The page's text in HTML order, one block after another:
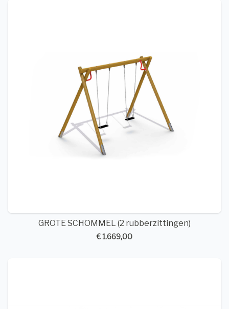
GROTE SCHOMMEL (2 rubberzittingen)
€ 1.669,00